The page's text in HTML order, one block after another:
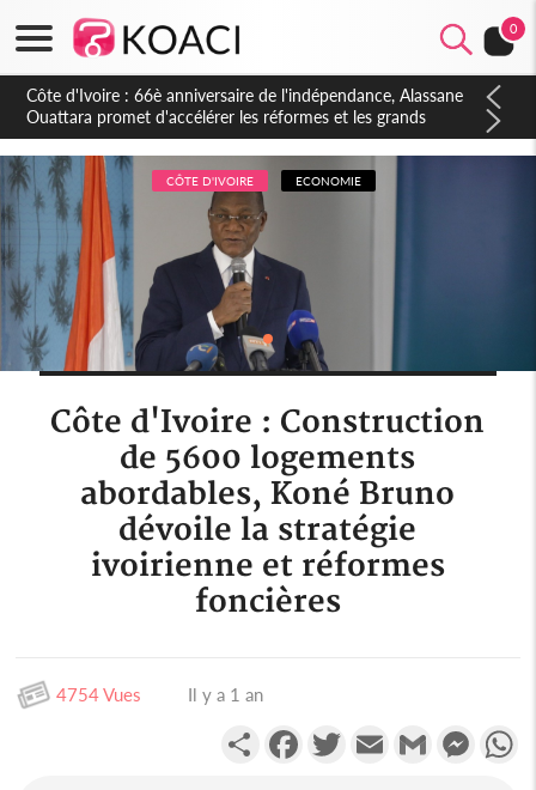
0
Côte d'Ivoire : À Abidjan, Amadou Oury Bah admire le modèle
ivoirien et veut s'en inspirer pour accélérer le développement
de la Guinée
CÔTE D'IVOIRE ECONOMIE
Côte d'Ivoire : Construction
de 5600 logements
abordables, Koné Bruno
dévoile la stratégie
ivoirienne et réformes
foncières
4754 Vues Il y a 1 an
PartagerFacebookTwitterEmail Gmail